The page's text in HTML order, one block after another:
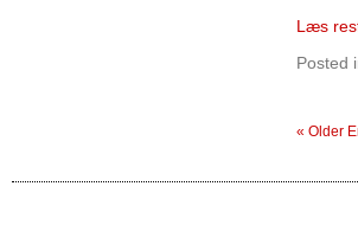
Læs
Posted
« Older